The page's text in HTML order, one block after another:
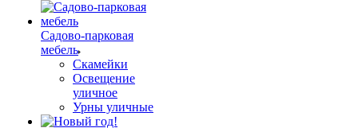
Садово-парковая
мебель
Скамейки
Освещение
уличное
Урны уличные